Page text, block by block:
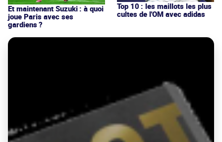
Et maintenant Suzuki : à quoi
joue Paris avec ses
gardiens ?
Top 10 : les maillots les plus
cultes de l'OM avec adidas